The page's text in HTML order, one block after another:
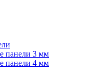
панели 3 мм
панели 4 мм